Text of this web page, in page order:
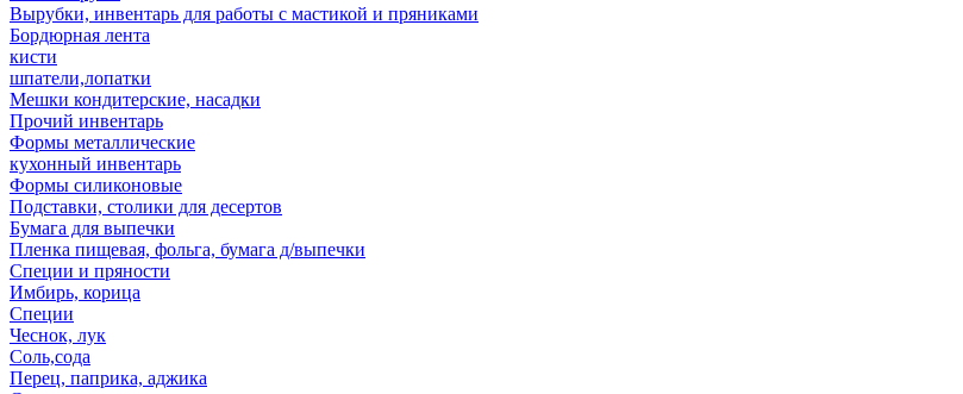
Вырубки, инвентарь для работы с мастикой и пряниками
Бордюрная лента
кисти
шпатели,лопатки
Мешки кондитерские, насадки
Прочий инвентарь
Формы металлические
кухонный инвентарь
Формы силиконовые
Подставки, столики для десертов
Бумага для выпечки
Пленка пищевая, фольга, бумага д/выпечки
Специи и пряности
Имбирь, корица
Специи
Чеснок, лук
Соль,сода
Перец, паприка, аджика